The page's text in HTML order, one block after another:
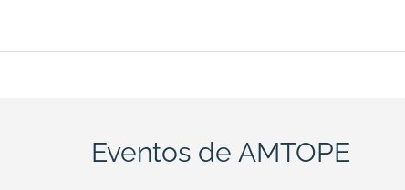
Eventos de AMTOPE